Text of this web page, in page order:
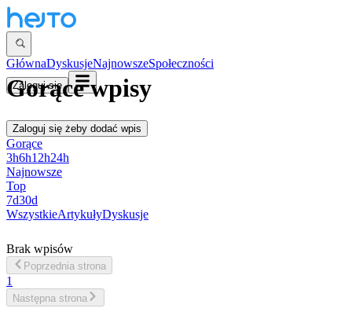
GłównaDyskusjeNajnowszeSpołeczności
Zaloguj się
Gorące wpisy
Zaloguj się żeby dodać wpis
Gorące
3h6h12h24h
Najnowsze
Top
7d30d
WszystkieArtykułyDyskusje
Brak wpisów
Poprzednia strona
1
Następna strona